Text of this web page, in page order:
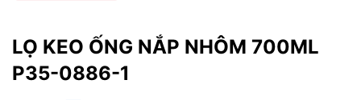
LỌ KEO ỐNG NẮP NHÔM 700ML
P35-0886-1